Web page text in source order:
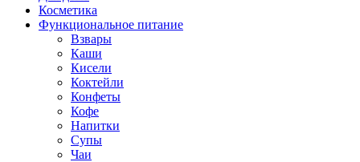
Косметика
Функциональное питание
Взвары
Каши
Кисели
Коктейли
Конфеты
Кофе
Напитки
Супы
Чаи